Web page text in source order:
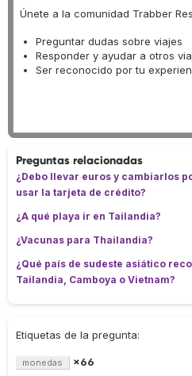
Únete a la comunidad Trabber
Preguntar dudas sobre viajes
Responder y ayudar a otros
Ser reconocido por tu
Preguntas relacionadas
¿Debo llevar euros y cambiarlos
usar la tarjeta de crédito?
¿A qué playa ir en Tailandia?
¿Vacunas para Thailandia?
¿Qué país de sudeste asiático
Tailandia, Camboya o Vietnam?
Etiquetas de la pregunta:
monedas ×66